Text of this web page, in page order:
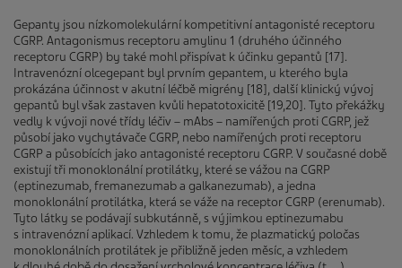
Gepanty jsou nízkomolekulární kompetitivní antagonisté receptoru
CGRP. Antagonismus receptoru amylinu 1 (druhého účinného
receptoru CGRP) by také mohl přispívat k účinku gepantů [17].
Intravenózní olcegepant byl prvním gepantem, u kterého byla
prokázána účinnost v akutní léčbě migrény [18], další klinický vývoj
gepantů byl však zastaven kvůli hepatotoxicitě [19,20]. Tyto překážky
vedly k vývoji nové třídy léčiv – mAbs – namířených proti CGRP, jež
působí jako vychytávače CGRP, nebo namířených proti receptoru
CGRP a působících jako antagonisté receptoru CGRP. V současné době
existují tři monoklonální protilátky, které se vážou na CGRP
(eptinezumab, fremanezumab a galkanezumab), a jedna
monoklonální protilátka, která se váže na receptor CGRP (erenumab).
Tyto látky se podávají subkutánně, s výjimkou eptinezumabu
s intravenózní aplikací. Vzhledem k tomu, že plazmatický poločas
monoklonálních protilátek je přibližně jeden měsíc, a vzhledem